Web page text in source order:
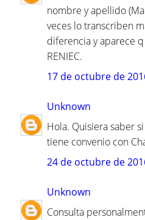
nombre y apellido
veces lo transcriben
diferencia y aparece
RENIEC.
17 de octubre de
Unknown
Hola. Quisiera saber
tiene convenio con
24 de octubre de
Unknown
Consulta